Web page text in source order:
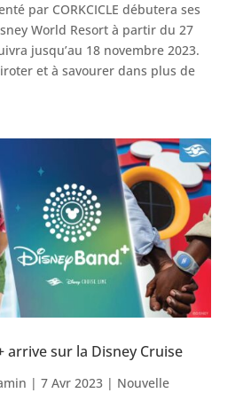
par CORKCICLE débutera ses
World Resort à partir du 27
jusqu’au 18 novembre 2023.
et à savourer dans plus de
arrive sur la Disney Cruise
| 7 Avr 2023| Nouvelle